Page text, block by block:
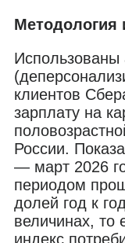
Методология
Использованы
клиентов
зарплату на
России.
— март 2026
периодом
долей год к
величинах, то
индекс